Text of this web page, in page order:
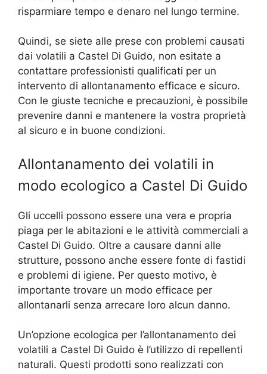
risparmiare tempo e denaro nel lungo termine.
Quindi, se siete alle prese con problemi causati
dai volatili a Castel Di Guido, non esitate a
contattare professionisti qualificati per un
intervento di allontanamento efficace e sicuro.
Con le giuste tecniche e precauzioni, è possibile
prevenire danni e mantenere la vostra proprietà
al sicuro e in buone condizioni.
Allontanamento dei volatili in
modo ecologico a Castel Di Guido
Gli uccelli possono essere una vera e propria
piaga per le abitazioni e le attività commerciali a
Castel Di Guido. Oltre a causare danni alle
strutture, possono anche essere fonte di fastidi
e problemi di igiene. Per questo motivo, è
importante trovare un modo efficace per
allontanarli senza arrecare loro alcun danno.
Un’opzione ecologica per l’allontanamento dei
volatili a Castel Di Guido è l’utilizzo di repellenti
naturali. Questi prodotti sono realizzati con